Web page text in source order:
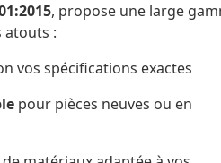
, propose une large
atouts :
vos spécifications exactes
pour pièces neuves ou en